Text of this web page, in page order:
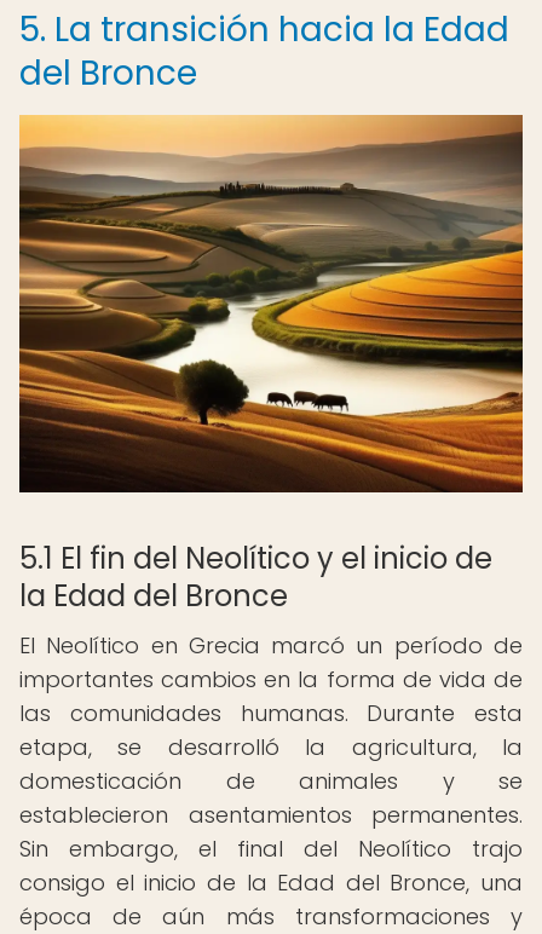
5. La transición hacia la Edad
del Bronce
5.1 El fin del Neolítico y el inicio de
la Edad del Bronce
El Neolítico en Grecia marcó un período de
importantes cambios en la forma de vida de
las comunidades humanas. Durante esta
etapa, se desarrolló la agricultura, la
domesticación de animales y se
establecieron asentamientos permanentes.
Sin embargo, el final del Neolítico trajo
consigo el inicio de la Edad del Bronce, una
época de aún más transformaciones y